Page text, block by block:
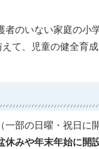
者のいない家庭の小
て、児童の健全育
部の日曜・祝日に
みや年末年始に開